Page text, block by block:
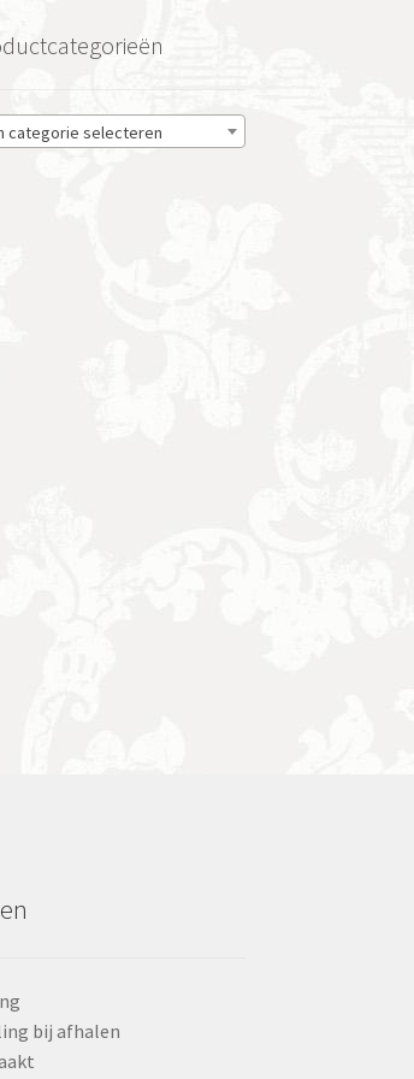
categorie selecteren
bij afhalen